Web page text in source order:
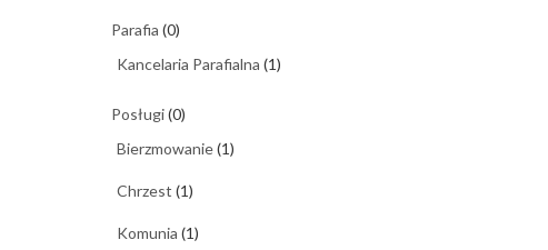
Parafia (0)
Kancelaria Parafialna (1)
Posługi(0)
Bierzmowanie(1)
Chrzest (1)
Komunia (1)